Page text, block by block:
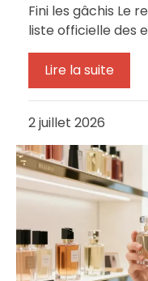
Fini les gâchis Le
liste officielle des
Lire la suite
2 juillet 2026